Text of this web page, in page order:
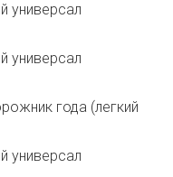
универсал
универсал
года (легкий
универсал